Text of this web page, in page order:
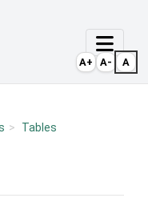
Tables
A+ A- A